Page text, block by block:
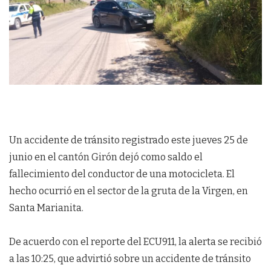
Un accidente de tránsito registrado este jueves 25 de
junio en el cantón Girón dejó como saldo el
fallecimiento del conductor de una motocicleta. El
hecho ocurrió en el sector de la gruta de la Virgen, en
Santa Marianita.
De acuerdo con el reporte del ECU911, la alerta se recibió
a las 10:25, que advirtió sobre un accidente de tránsito